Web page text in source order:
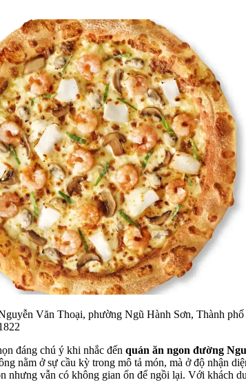
Văn Thoại, phường Ngũ Hành Sơn, Thành
đáng chú ý khi nhắc đến quán ăn ngon đường
nằm ở sự cầu kỳ trong mô tả món, mà ở độ nhận
nhưng vẫn có không gian ổn để ngồi lại. Với khách